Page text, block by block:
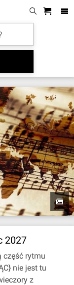
2027
część rytmu
nie jest tu
z